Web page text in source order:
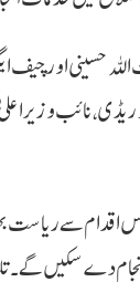
حسینی اور چیف
نائب وزیر
سے ریاست بھر
انجام دے سکیں